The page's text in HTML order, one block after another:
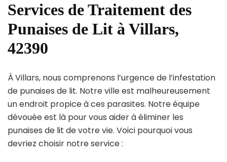
Services de Traitement des
Punaises de Lit à Villars,
42390
À Villars, nous comprenons l’urgence de l’infestation
de punaises de lit. Notre ville est malheureusement
un endroit propice à ces parasites. Notre équipe
dévouée est là pour vous aider à éliminer les
punaises de lit de votre vie. Voici pourquoi vous
devriez choisir notre service :